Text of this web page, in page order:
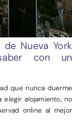
Nueva York
con un
que nunca duerme
alojamiento, no
online al mejor